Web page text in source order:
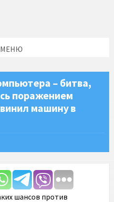
МЕНЮ
– битва,
поражением
машину в
шансов против